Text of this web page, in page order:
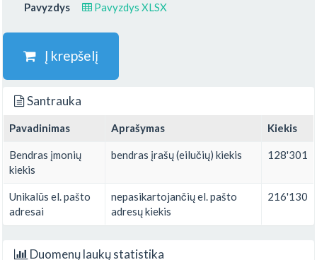
Pavyzdys Pavyzdys XLSX
Į krepšelį
Santrauka
Pavadinimas Aprašymas Kiekis
Bendras įmonių
kiekis
bendras įrašų (eilučių) kiekis 128'301
Unikalūs el. pašto
adresai
nepasikartojančių el. pašto
adresų kiekis
216'130
Duomenų laukų statistika